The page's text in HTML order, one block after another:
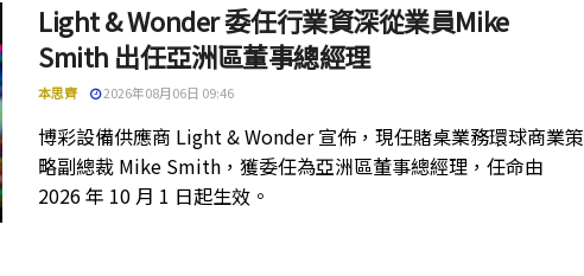
Light & Wonder 委任行業資深從業員Mike
Smith 出任亞洲區董事總經理
本思齊 2026年08月06日 09:46
博彩設備供應商 Light & Wonder 宣佈，現任賭桌業務環球商業策
略副總裁 Mike Smith，獲委任為亞洲區董事總經理，任命由
2026 年 10 月 1 日起生效。